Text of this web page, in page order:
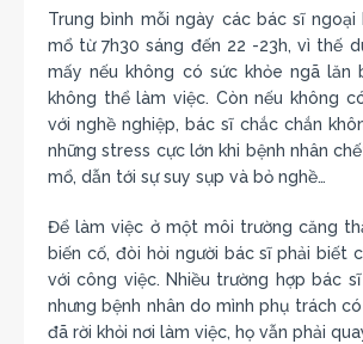
Trung bình mỗi ngày các bác sĩ ngoại
mổ từ 7h30 sáng đến 22 -23h, vì thế
mấy nếu không có sức khỏe ngã lăn
không thể làm việc. Còn nếu không
với nghề nghiệp, bác sĩ chắc chắn
những stress cực lớn khi bệnh nhân
mổ, dẫn tới sự suy sụp và bỏ nghề…
Để làm việc ở một môi trường căng
biến cố, đòi hỏi người bác sĩ phải biết
với công việc. Nhiều trường hợp bác
nhưng bệnh nhân do mình phụ trách có
đã rời khỏi nơi làm việc, họ vẫn phải